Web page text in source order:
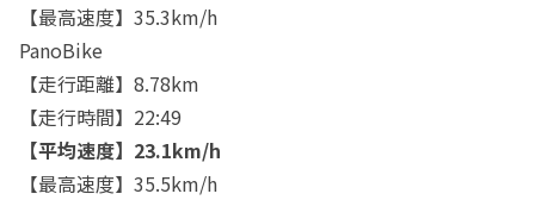
【最高速度】35.3km/h
PanoBike
【走行距離】8.78km
【走行時間】22:49
【平均速度】23.1km/h
【最高速度】35.5km/h